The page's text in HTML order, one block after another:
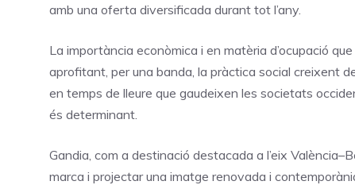
amb una oferta diversificada durant tot l’any.
La importància econòmica i en matèria d’ocupació
aprofitant, per una banda, la pràctica social creixent
en temps de lleure que gaudeixen les societats
és determinant.
Gandia, com a destinació destacada a l’eix
marca i projectar una imatge renovada i